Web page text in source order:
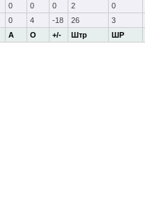
А О +/- Штр ШР
0 0 0 2 0
0 4 -18 26 3